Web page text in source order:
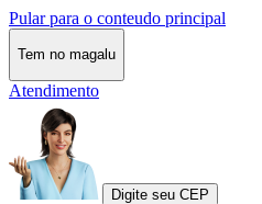
Pular para o conteudo principal
Tem no magalu
Atendimento
Digite seu CEP